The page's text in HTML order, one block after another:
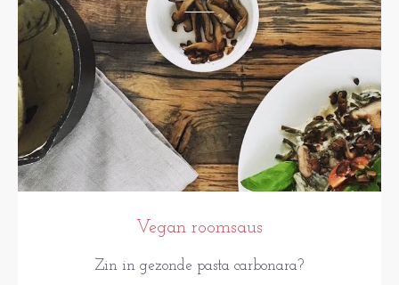
Vegan roomsaus
Zin in gezonde pasta carbonara?